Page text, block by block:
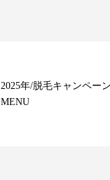
2025年/脱毛キャンペー
MENU